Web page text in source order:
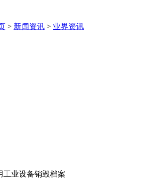
> 新闻资讯 > 业界资讯
工业设备销毁档案